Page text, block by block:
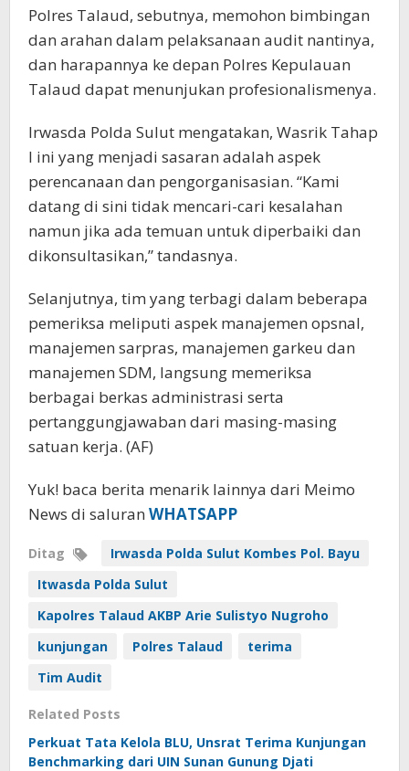
Polres Talaud, sebutnya, memohon bimbingan
dan arahan dalam pelaksanaan audit nantinya,
dan harapannya ke depan Polres Kepulauan
Talaud dapat menunjukan profesionalismenya.
Irwasda Polda Sulut mengatakan, Wasrik Tahap
I ini yang menjadi sasaran adalah aspek
perencanaan dan pengorganisasian. “Kami
datang di sini tidak mencari-cari kesalahan
namun jika ada temuan untuk diperbaiki dan
dikonsultasikan,” tandasnya.
Selanjutnya, tim yang terbagi dalam beberapa
pemeriksa meliputi aspek manajemen opsnal,
manajemen sarpras, manajemen garkeu dan
manajemen SDM, langsung memeriksa
berbagai berkas administrasi serta
pertanggungjawaban dari masing-masing
satuan kerja. (AF)
Yuk! baca berita menarik lainnya dari Meimo
News di saluran WHATSAPP
Ditag
Irwasda Polda Sulut Kombes Pol. Bayu
Itwasda Polda Sulut
Kapolres Talaud AKBP Arie Sulistyo Nugroho
kunjungan
Polres Talaud
terima
Tim Audit
Related Posts
Perkuat Tata Kelola BLU, Unsrat Terima Kunjungan
Benchmarking dari UIN Sunan Gunung Djati